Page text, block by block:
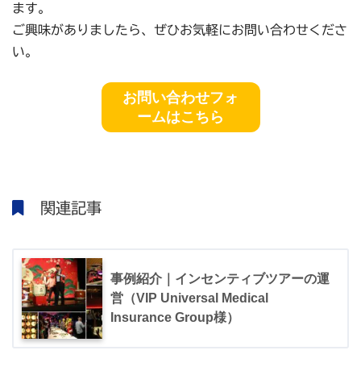
ます。
ご興味がありましたら、ぜひお気軽にお問い合わせくださ
い。
お問い合わせフォ
ームはこちら
関連記事
事例紹介｜インセンティブツアーの運
営（VIP Universal Medical
Insurance Group様）